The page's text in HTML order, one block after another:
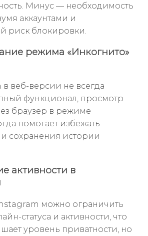
Минус — необходимость
аккаунтами и
риск блокировки.
режима «Инкогнито»
веб-версии не всегда
функционал, просмотр
браузер в режиме
помогает избежать
сохранения истории
активности в
можно ограничить
статуса и активности, что
уровень приватности, но